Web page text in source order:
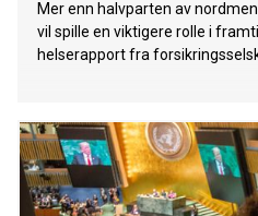
Mer enn halvparten av
vil spille en viktigere rolle i
helserapport fra